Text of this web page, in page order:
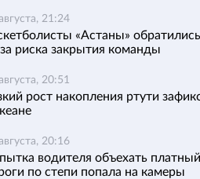
21:24
«Астаны»
риска закрытия команды
20:51
рост накопления ртути
20:16
водителя объехать
по степи попала на камеры